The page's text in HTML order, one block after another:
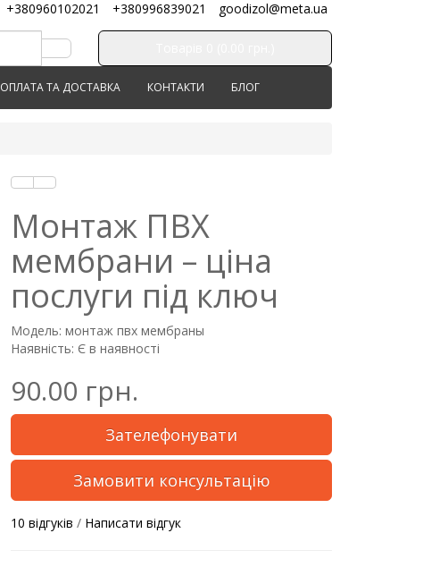
+380960102021 +380996839021
goodizol@meta.ua
ОПЛАТА ТА ДОСТАВКА КОНТАКТИ БЛОГ
Монтаж ПВХ
мембрани – ціна
послуги під ключ
Модель: монтаж пвх мембраны
Наявність: Є в наявності
90.00 грн.
Зателефонувати
Замовити консультацію
10 відгуків / Написати відгук